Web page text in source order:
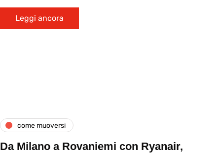
Leggi ancora
come muoversi
Da Milano a Rovaniemi con Ryanair,